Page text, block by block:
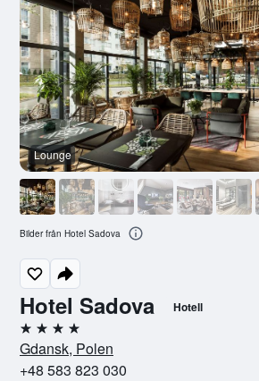
Hotel Sadova Hotell
4 stjärnor
Gdansk, Polen
+48 583 823 030
Lounge
Bilder från Hotel Sadova